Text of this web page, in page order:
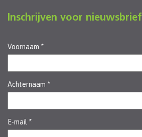
Inschrijven voor nieuwsbrief